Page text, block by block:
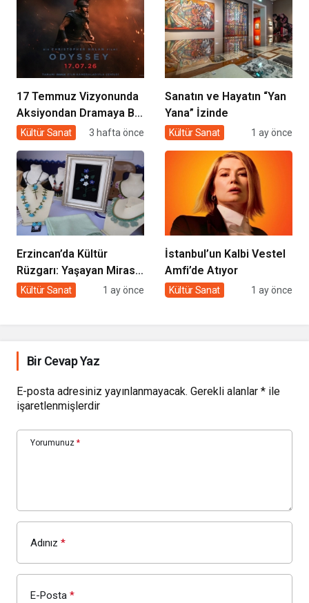
17 Temmuz Vizyonunda
Aksiyondan Dramaya Bir
Yolculuk
Kültür Sanat 3 hafta önce
Sanatın ve Hayatın “Yan
Yana” İzinde
Kültür Sanat 1 ay önce
Erzincan’da Kültür
Rüzgarı: Yaşayan Miras
Şöleni Şehre İz Bıraktı
Kültür Sanat 1 ay önce
İstanbul’un Kalbi Vestel
Amfi’de Atıyor
Kültür Sanat 1 ay önce
Bir Cevap Yaz
E-posta adresiniz yayınlanmayacak. Gerekli alanlar * ile
işaretlenmişlerdir
Yorumunuz *
Adınız *
E-Posta *